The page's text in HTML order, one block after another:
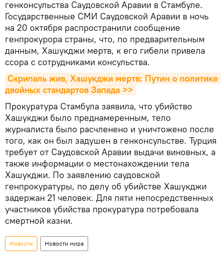
генконсульства Саудовской Аравии в Стамбуле.
Государственные СМИ Саудовской Аравии в ночь
на 20 октября распространили сообщение
генпрокурора страны, что, по предварительным
данным, Хашукджи мертв, к его гибели привела
ссора с сотрудниками консульства.
Скрипаль жив, Хашукджи мертв: Путин о политике
двойных стандартов Запада >>
Прокуратура Стамбула заявила, что убийство
Хашукджи было преднамеренным, тело
журналиста было расчленено и уничтожено после
того, как он был задушен в генконсульстве. Турция
требует от Саудовской Аравии выдачи виновных, а
также информации о местонахождении тела
Хашукджи. По заявлению саудовской
генпрокуратуры, по делу об убийстве Хашукджи
задержан 21 человек. Для пяти непосредственных
участников убийства прокуратура потребовала
смертной казни.
Новости Новости мира